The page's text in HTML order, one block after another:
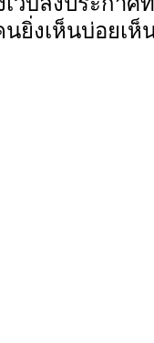
ยิ่งเห็นบ่อยเห็